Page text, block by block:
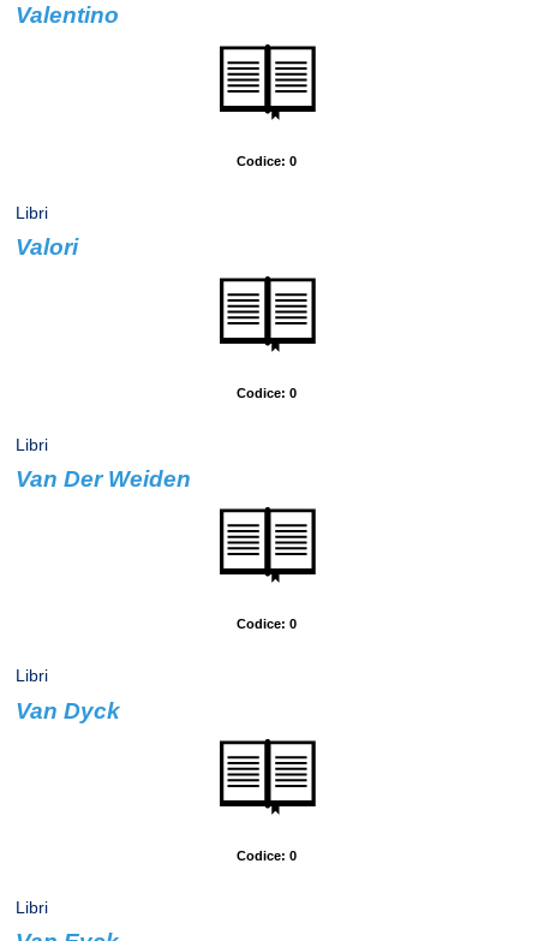
Valentino
Autore: Ginzburg, Natalia
Codice: 0
Libri
Valori
Codice: 0
Libri
Van Der Weiden
Codice: 0
Libri
Van Dyck
Codice: 0
Libri